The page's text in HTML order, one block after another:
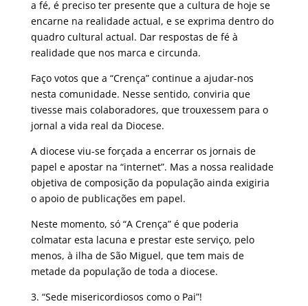
a fé, é preciso ter presente que a cultura de hoje se
encarne na realidade actual, e se exprima dentro do
quadro cultural actual. Dar respostas de fé à
realidade que nos marca e circunda.
Faço votos que a “Crença” continue a ajudar-nos
nesta comunidade. Nesse sentido, conviria que
tivesse mais colaboradores, que trouxessem para o
jornal a vida real da Diocese.
A diocese viu-se forçada a encerrar os jornais de
papel e apostar na “internet”. Mas a nossa realidade
objetiva de composição da população ainda exigiria
o apoio de publicações em papel.
Neste momento, só “A Crença” é que poderia
colmatar esta lacuna e prestar este serviço, pelo
menos, à ilha de São Miguel, que tem mais de
metade da população de toda a diocese.
3. “Sede misericordiosos como o Pai”!